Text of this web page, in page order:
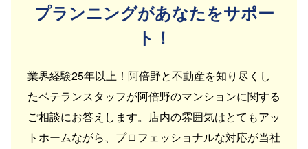
プランニングがあなたをサポー
ト！
業界経験25年以上！阿倍野と不動産を知り尽くし
たベテランスタッフが阿倍野のマンションに関する
ご相談にお答えします。店内の雰囲気はとてもアッ
トホームながら、プロフェッショナルな対応が当社